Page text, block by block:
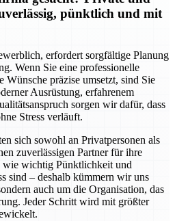
pünktlich und mit
erfordert sorgfältige Planung
Wenn Sie eine professionelle
Wünsche präzise umsetzt, sind Sie
Ausrüstung, erfahrenem
sorgen wir dafür, dass
Stress verläuft.
sich sowohl an Privatpersonen als
zuverlässigen Partner für ihre
wie wichtig Pünktlichkeit und
sind – deshalb kümmern wir uns
auch um die Organisation, das
Jeder Schritt wird mit größter